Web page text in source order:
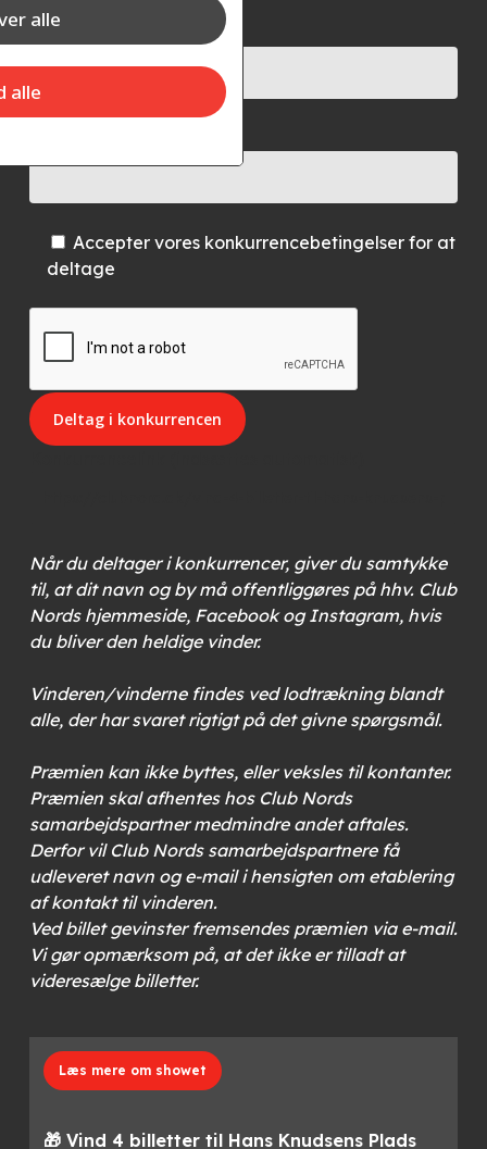
Accepter vores konkurrencebetingelser for at
deltage
Når du deltager i konkurrencer, giver du samtykke
til, at dit navn og by må offentliggøres på hhv. Club
Nords hjemmeside, Facebook og Instagram, hvis
du bliver den heldige vinder.
Vinderen/vinderne findes ved lodtrækning blandt
alle, der har svaret rigtigt på det givne spørgsmål.
Præmien kan ikke byttes, eller veksles til kontanter.
Præmien skal afhentes hos Club Nords
samarbejdspartner medmindre andet aftales.
Derfor vil Club Nords samarbejdspartnere få
udleveret navn og e-mail i hensigten om etablering
af kontakt til vinderen.
Ved billet gevinster fremsendes præmien via e-mail.
Vi gør opmærksom på, at det ikke er tilladt at
videresælge billetter.
Læs mere om showet
🎁 Vind 4 billetter til Hans Knudsens Plads
alle
alle